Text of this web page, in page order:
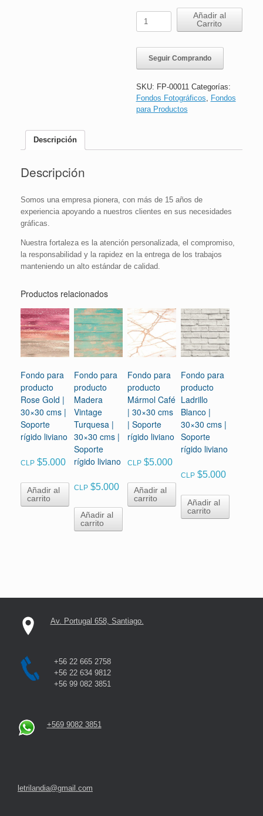
Fondo
para
Muro
Iluminado
|
|
Soporte
cantidad
Añadir al
Carrito
Seguir Comprando
SKU: FP-00011 Categorías:
Fondos Fotográficos
Fondos
para Productos
Descripción
Descripción
Somos una empresa pionera, con más de 15 años de
experiencia apoyando a nuestros clientes en sus necesidades
gráficas.
Nuestra fortaleza es la atención personalizada, el compromiso,
la responsabilidad y la rapidez en la entrega de los trabajos
manteniendo un alto estándar de calidad.
Productos relacionados
Fondo para
producto
Rose Gold |
30×30 cms |
Soporte
rígido liviano
CLP $5.000
Añadir al
carrito
Fondo para
producto
Madera
Vintage
Turquesa |
30×30 cms |
Soporte
rígido liviano
CLP $5.000
Añadir al
carrito
Fondo para
producto
Mármol Café
| 30×30 cms
| Soporte
rígido liviano
CLP $5.000
Añadir al
carrito
Fondo para
producto
Ladrillo
Blanco |
30×30 cms |
Soporte
rígido liviano
CLP $5.000
Añadir al
carrito
Av. Portugal 658, Santiago.
+56 22 665 2758
+56 22 634 9812
+56 99 082 3851
+569 9082 3851
letrilandia@gmail.com